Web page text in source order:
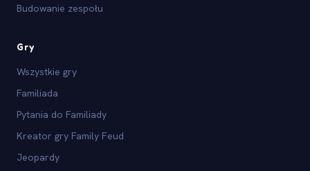
Budowanie zespołu
Gry
Wszystkie gry
Familiada
Pytania do Familiady
Kreator gry Family Feud
Jeopardy